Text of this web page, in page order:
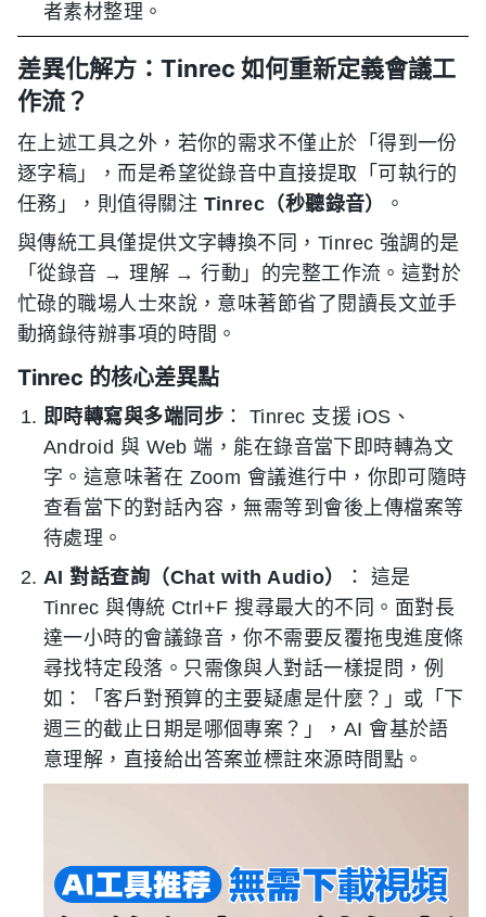
者素材整理。
差異化解方：Tinrec 如何重新定義會議工
作流？
在上述工具之外，若你的需求不僅止於「得到一份
逐字稿」，而是希望從錄音中直接提取「可執行的
任務」，則值得關注 Tinrec（秒聽錄音）
。
與傳統工具僅提供文字轉換不同，Tinrec 強調的是
「從錄音 → 理解 → 行動」的完整工作流。這對於
忙碌的職場人士來說，意味著節省了閱讀長文並手
動摘錄待辦事項的時間。
Tinrec 的核心差異點
即時轉寫與多端同步 ： Tinrec 支援 iOS、
Android 與 Web 端，能在錄音當下即時轉為文
字。這意味著在 Zoom 會議進行中，你即可隨時
查看當下的對話內容，無需等到會後上傳檔案等
待處理。
AI 對話查詢（Chat with Audio）
： 這是
Tinrec 與傳統 Ctrl+F 搜尋最大的不同。面對長
達一小時的會議錄音，你不需要反覆拖曳進度條
尋找特定段落。只需像與人對話一樣提問，例
如：「客戶對預算的主要疑慮是什麼？」或「下
週三的截止日期是哪個專案？」，AI 會基於語
意理解，直接給出答案並標註來源時間點。